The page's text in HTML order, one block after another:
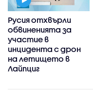
Русия отхвърли
обвиненията за
участие в
инцидента с дрон
на летището в
Лайпциг